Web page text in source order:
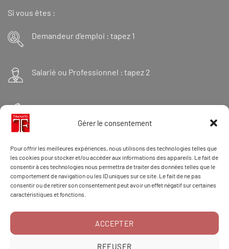
Gérer le consentement
Pour offrir les meilleures expériences, nous utilisons des technologies telles que
les cookies pour stocker et/ou accéder aux informations des appareils. Le fait de
consentir à ces technologies nous permettra de traiter des données telles que le
comportement de navigation ou les ID uniques sur ce site. Le fait de ne pas
consentir ou de retirer son consentement peut avoir un effet négatif sur certaines
caractéristiques et fonctions.
ACCEPTER
REFUSER
Si vous êtes :
Demandeur d’emploi : tapez 1
Salarié ou Professionnel : tapez 2
Financeur : tapez 3
Et « 98 » pour une formation Thanatopraxie
CONTACT/DOSSIER
RÉCLAMATION